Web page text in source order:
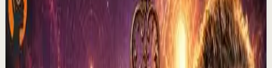
No te olvides de darle ME GUSTA a este video y sigue mi
canal para que no te pierdas ninguno de mis estrenos. Si
ya me sigues recuerda activar la c...
228
visualizaciones